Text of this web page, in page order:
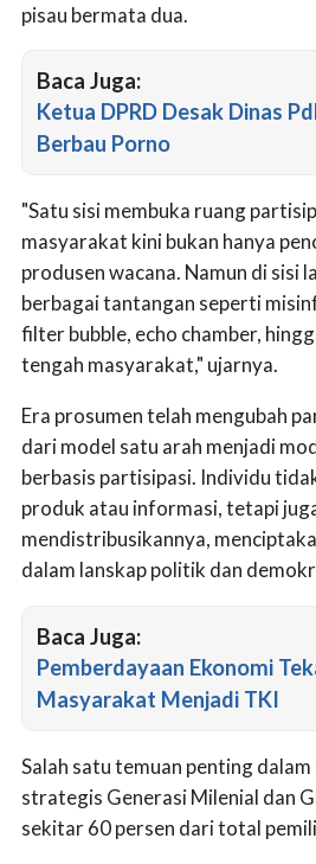
pisau bermata dua.
Baca Juga:
Ketua DPRD Desak Dinas
Berbau Porno
"Satu sisi membuka ruang
masyarakat kini bukan hanya
produsen wacana. Namun di sisi
berbagai tantangan seperti
filter bubble, echo chamber,
tengah masyarakat," ujarnya.
Era prosumen telah mengubah
dari model satu arah menjadi
berbasis partisipasi. Individu
produk atau informasi, tetapi
mendistribusikannya,
dalam lanskap politik dan
Baca Juga:
Pemberdayaan Ekonomi
Masyarakat Menjadi TKI
Salah satu temuan penting
strategis Generasi Milenial dan
sekitar 60 persen dari total